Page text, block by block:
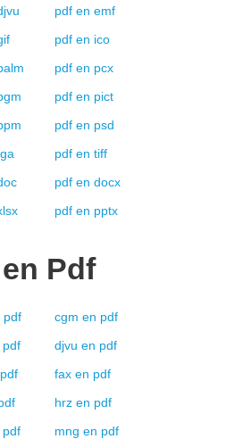
pdf en emf
pdf en ico
pdf en pcx
pdf en pict
pdf en psd
pdf en tiff
pdf en docx
pdf en pptx
Pdf
pdf cgm en pdf
pdf djvu en pdf
pdf fax en pdf
hrz en pdf
pdf mng en pdf